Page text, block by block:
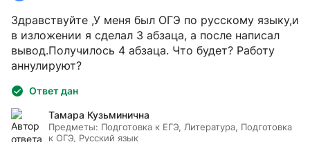
Здравствуйте ,У меня был ОГЭ по русскому языку,и
в изложении я сделал 3 абзаца, а после написал
вывод.Получилось 4 абзаца. Что будет? Работу
аннулируют?
Ответ дан
Тамара Кузьминична
Предметы: Подготовка к ЕГЭ, Литература, Подготовка
к ОГЭ, Русский язык